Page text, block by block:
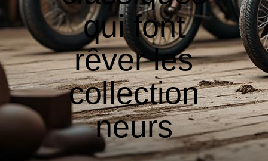
qui font
rêver les
collection
neurs